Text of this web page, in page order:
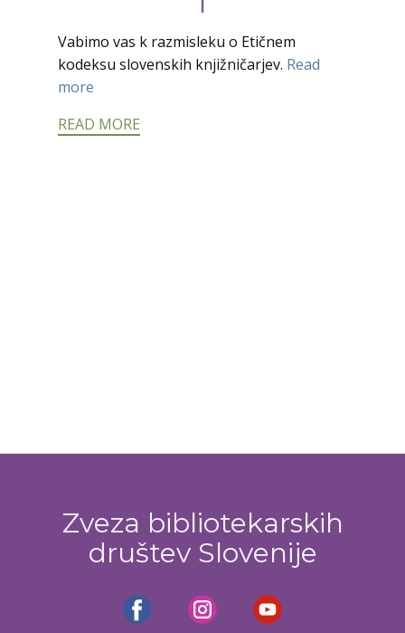
Vabimo vas k razmisleku o Etičnem
kodeksu slovenskih knjižničarjev. Read
more
READ MORE
Zveza bibliotekarskih
društev Slovenije